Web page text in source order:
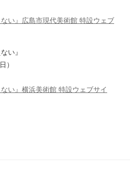
い』広島市現代美術館 特設ウェブ
い』
）
い』横浜美術館 特設ウェブサイ